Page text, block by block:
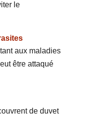
le
aux maladies
être attaqué
de duvet